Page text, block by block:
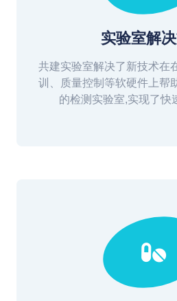
实验室解
共建实验室解决了新技术在
训、质量控制等软硬件上帮
的检测实验室,实现了快